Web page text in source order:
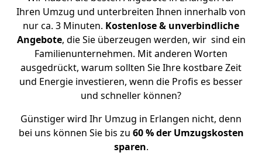
Ihren Umzug und unterbreiten Ihnen innerhalb von
nur ca. 3 Minuten. Kostenlose & unverbindliche
Angebote, die Sie überzeugen werden, wir sind ein
Familienunternehmen. Mit anderen Worten
ausgedrückt, warum sollten Sie Ihre kostbare Zeit
und Energie investieren, wenn die Profis es besser
und schneller können?
Günstiger wird Ihr Umzug in Erlangen nicht, denn
bei uns können Sie bis zu 60 % der Umzugskosten
sparen.